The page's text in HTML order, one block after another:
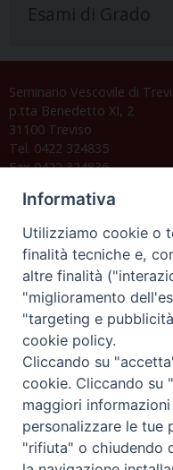
Esami di Grado
Seminario Vescovile di
p.tta Benedetto XI, 2
31100 Treviso
Tel. 0422 324835
Fax 0422 324836
Orario di segreteria
Lunedì 17.30-19.30
Martedì 17.30-19.30
Mercoledì 17.30-19.30
Giovedì 17.30-19.30
Venerdì chiuso
Sabato 9.30-11.30
Privacy e sicurezza
Informativa
Utilizziamo cookie o
finalità tecniche e,
altre finalità
"miglioramento
"targeting e
cookie policy.
Cliccando su
cookie. Cliccando su
maggiori
personalizzare le tue
"rifiuta" o chiudendo